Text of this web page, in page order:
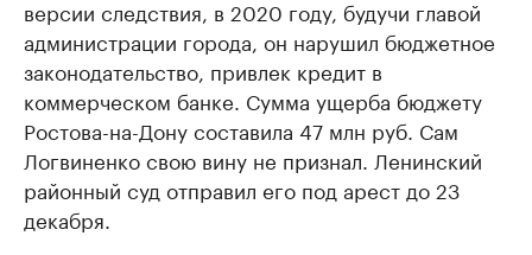
версии следствия, в 2020 году, будучи главой
администрации города, он нарушил бюджетное
законодательство, привлек кредит в
коммерческом банке. Сумма ущерба бюджету
Ростова-на-Дону составила 47 млн руб. Сам
Логвиненко свою вину не признал. Ленинский
районный суд отправил его под арест до 23
декабря.